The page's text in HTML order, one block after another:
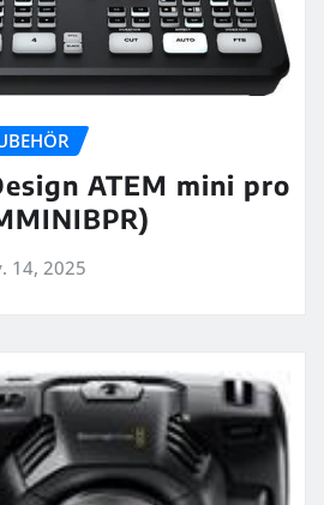
ATEM mini pro
14, 2025